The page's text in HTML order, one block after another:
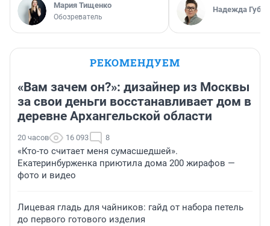
Мария Тищенко
Обозреватель
Надежда
РЕКОМЕНДУЕМ
«Вам зачем он?»: дизайнер из Москвы
за свои деньги восстанавливает дом в
деревне Архангельской области
20 часов 16 093 8
«Кто-то считает меня сумасшедшей».
Екатеринбурженка приютила дома 200 жирафов —
фото и видео
Лицевая гладь для чайников: гайд от набора петель
до первого готового изделия